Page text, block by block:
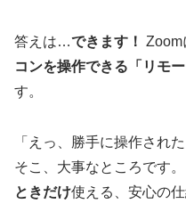
答えは…できます！ Zoom
コンを操作できる「リモー
す。
「えっ、勝手に操作され
そこ、大事なところです
ときだけ使える、安心の